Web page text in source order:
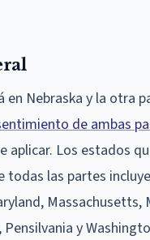
en Nebraska y la otra
de ambas
aplicar. Los estados
todas las partes
Massachusetts,
y